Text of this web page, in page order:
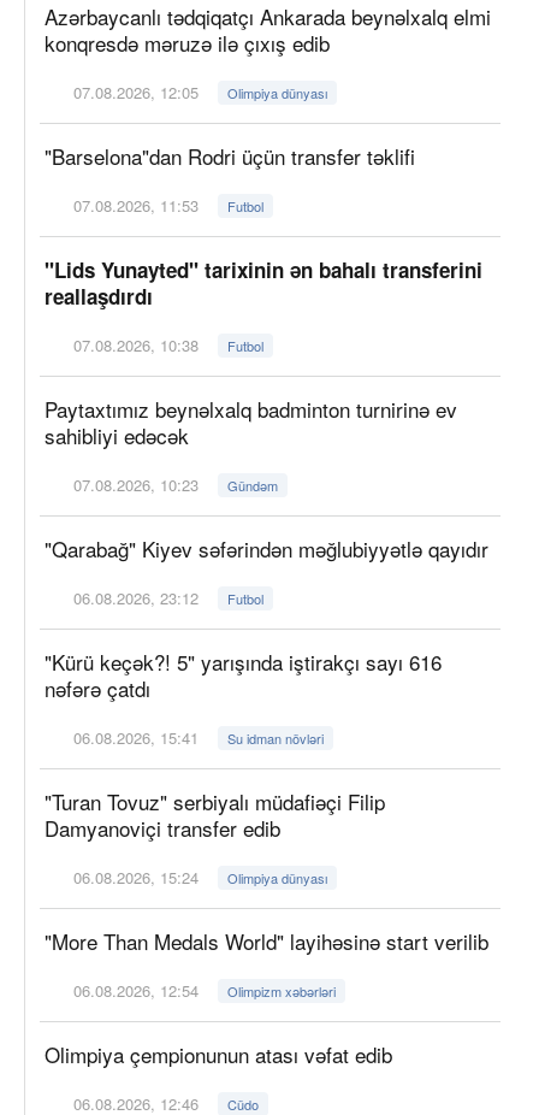
Azərbaycanlı tədqiqatçı Ankarada beynəlxalq elmi
konqresdə məruzə ilə çıxış edib
07.08.2026, 12:05 Olimpiya dünyası
"Barselona"dan Rodri üçün transfer təklifi
07.08.2026, 11:53 Futbol
"Lids Yunayted" tarixinin ən bahalı transferini
reallaşdırdı
07.08.2026, 10:38 Futbol
Paytaxtımız beynəlxalq badminton turnirinə ev
sahibliyi edəcək
07.08.2026, 10:23 Gündəm
"Qarabağ" Kiyev səfərindən məğlubiyyətlə qayıdır
06.08.2026, 23:12 Futbol
"Kürü keçək?! 5" yarışında iştirakçı sayı 616
nəfərə çatdı
06.08.2026, 15:41 Su idman növləri
"Turan Tovuz" serbiyalı müdafiəçi Filip
Damyanoviçi transfer edib
06.08.2026, 15:24 Olimpiya dünyası
"More Than Medals World" layihəsinə start verilib
06.08.2026, 12:54 Olimpizm xəbərləri
Olimpiya çempionunun atası vəfat edib
06.08.2026, 12:46 Cüdo